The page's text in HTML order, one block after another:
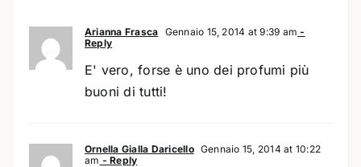
Arianna Frasca Gennaio 15, 2014 at 9:39 am -
Reply
E' vero, forse è uno dei profumi più
buoni di tutti!
Ornella Gialla Daricello Gennaio 15, 2014 at 10:22
am - Reply